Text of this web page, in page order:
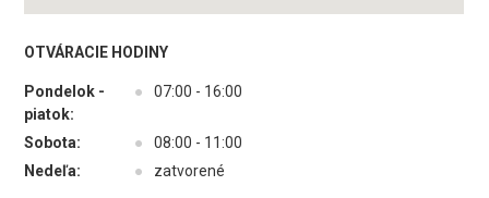
OTVÁRACIE HODINY
Pondelok -
piatok:
● 07:00 - 16:00
Sobota: ●
08:00 - 11:00
Nedeľa:
● zatvorené